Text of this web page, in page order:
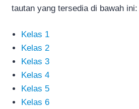
tautan yang tersedia di bawah ini:
Kelas 1
Kelas 2
Kelas 3
Kelas 4
Kelas 5
Kelas 6